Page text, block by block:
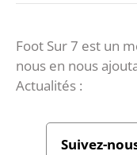
Foot Sur 7 est un
nous en nous
Actualités :
Suivez-